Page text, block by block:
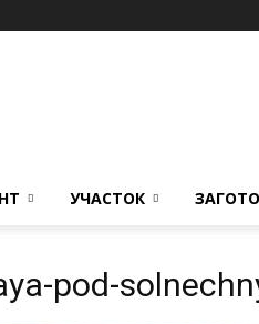
УЧАСТОК
pod-